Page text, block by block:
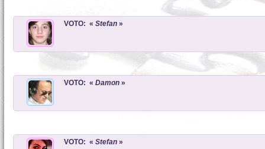
VOTO: « Stefan »
VOTO: « Damon »
VOTO: « Stefan »